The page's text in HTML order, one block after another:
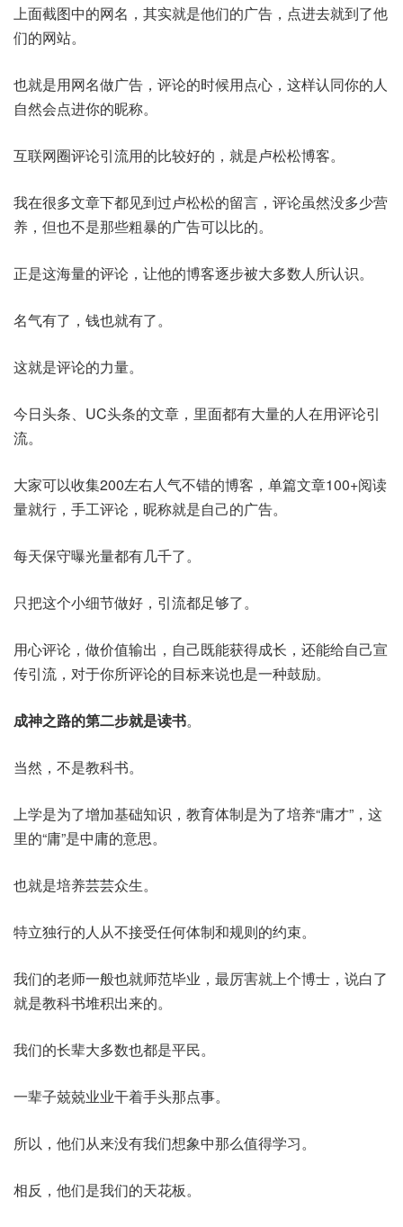
上面截图中的网名，其实就是他们的广告，点进去就到了他
们的网站。
也就是用网名做广告，评论的时候用点心，这样认同你的人
自然会点进你的昵称。
互联网圈评论引流用的比较好的，就是卢松松博客。
我在很多文章下都见到过卢松松的留言，评论虽然没多少营
养，但也不是那些粗暴的广告可以比的。
正是这海量的评论，让他的博客逐步被大多数人所认识。
名气有了，钱也就有了。
这就是评论的力量。
今日头条、UC头条的文章，里面都有大量的人在用评论引
流。
大家可以收集200左右人气不错的博客，单篇文章100+阅读
量就行，手工评论，昵称就是自己的广告。
每天保守曝光量都有几千了。
只把这个小细节做好，引流都足够了。
用心评论，做价值输出，自己既能获得成长，还能给自己宣
传引流，对于你所评论的目标来说也是一种鼓励。
成神之路的第二步就是读书。
当然，不是教科书。
上学是为了增加基础知识，教育体制是为了培养“庸才”，这
里的“庸”是中庸的意思。
也就是培养芸芸众生。
特立独行的人从不接受任何体制和规则的约束。
我们的老师一般也就师范毕业，最厉害就上个博士，说白了
就是教科书堆积出来的。
我们的长辈大多数也都是平民。
一辈子兢兢业业干着手头那点事。
所以，他们从来没有我们想象中那么值得学习。
相反，他们是我们的天花板。